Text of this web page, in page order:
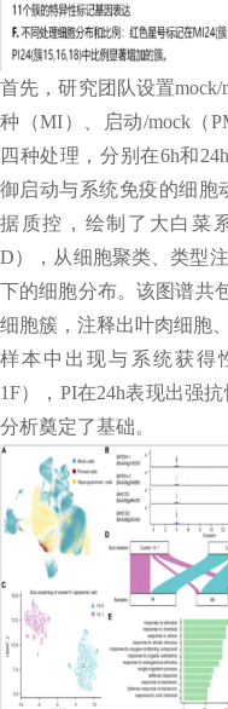
首先，研究团队设置
种（MI）、启动/mock（
四种处理，分别在6h和
御启动与系统免疫的细胞
据质控，绘制了大白菜
D），从细胞聚类、类型
下的细胞分布。该图谱共
细胞簇，注释出叶肉细胞
样本中出现与系统获得
1F），PI在24h表现出强
分析奠定了基础。